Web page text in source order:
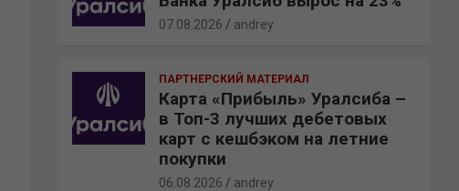
07.08.2026 andrey
ПАРТНЕРСКИЙ МАТЕРИАЛ
Карта «Прибыль» Уралсиба –
в Топ-3 лучших дебетовых
карт с кешбэком на летние
покупки
06.08.2026 andrey